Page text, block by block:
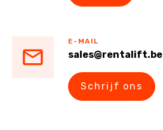
E-MAIL
sales@rentalift.be
Schrijf ons